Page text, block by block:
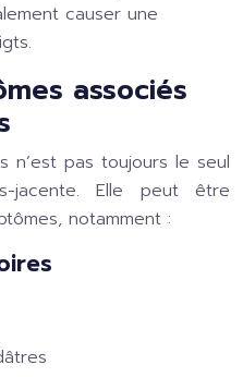
causer une
associés
n’est pas toujours le seul
jacente. Elle peut être
notamment :